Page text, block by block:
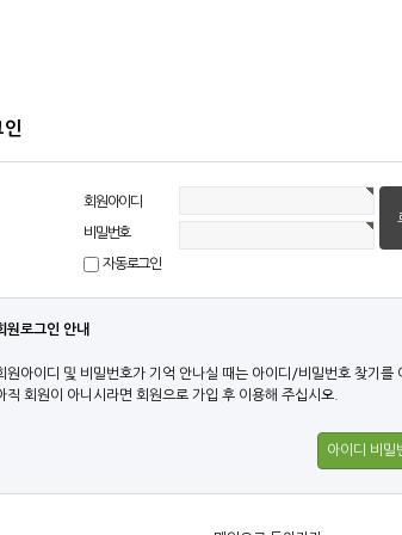
인
회원아이디
비밀번호
자동로그인
원로그인 안내
원아이디 및 비밀번호가 기억 안나실 때는 아이디/비밀번호 찾기를
직 회원이 아니시라면 회원으로 가입 후 이용해 주십시오.
아이디 비밀